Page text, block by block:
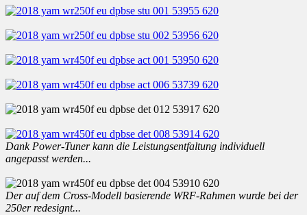
Dank Power-Tuner kann die Leistungsentfaltung individuell
angepasst werden...
Der auf dem Cross-Modell basierende WRF-Rahmen wurde bei der
250er redesignt...